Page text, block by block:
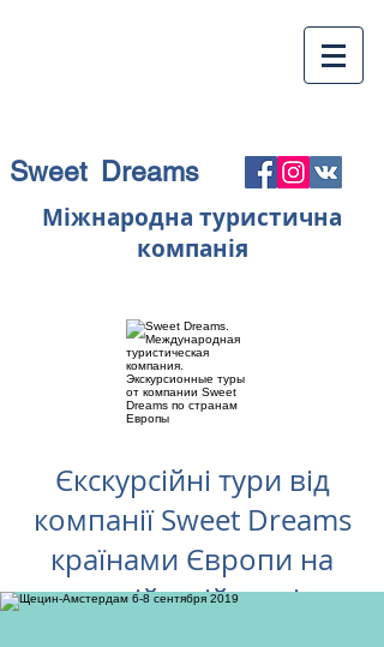
Sweet Dreams
Міжнародна туристична
компанія
Єкскурсійні тури від
компанії Sweet Dreams
країнами Європи на
російській мові